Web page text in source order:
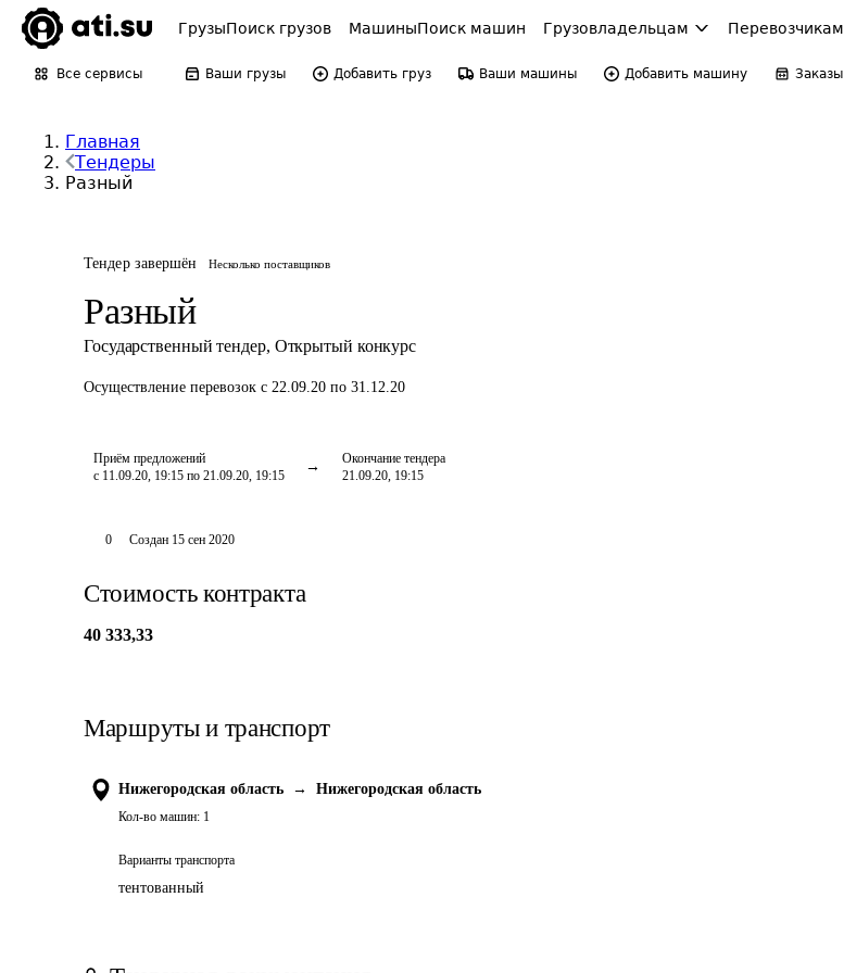
ГрузыПоиск грузов МашиныПоиск машин Грузовладельцам Перевозчикам
Все сервисы Ваши грузы Добавить груз Ваши машины Добавить машину Заказы
Главная
Тендеры
Разный
Тендер завершён Несколько поставщиков
Разный
Государственный тендер, Открытый конкурс
Осуществление перевозок с 22.09.20 по 31.12.20
Приём предложений
с 11.09.20, 19:15 по 21.09.20, 19:15
Окончание тендера
21.09.20, 19:15
0 Создан 15 сен 2020
Стоимость контракта
40 333,33
Маршруты и транспорт
Нижегородская область → Нижегородская область
Кол-во машин: 1
Варианты транспорта
тентованный